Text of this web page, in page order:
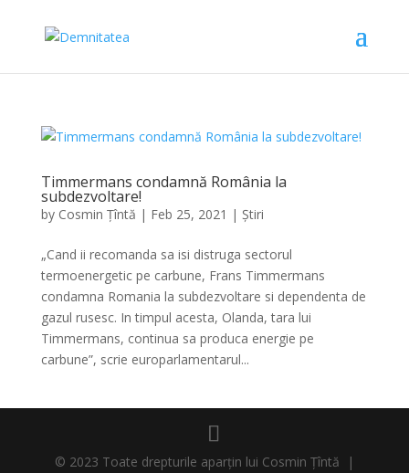
Timmermans condamnă România la
subdezvoltare!
by Cosmin Țîntă | Feb 25, 2021 | Știri
„Cand ii recomanda sa isi distruga sectorul
termoenergetic pe carbune, Frans Timmermans
condamna Romania la subdezvoltare si dependenta de
gazul rusesc. In timpul acesta, Olanda, tara lui
Timmermans, continua sa produca energie pe
carbune”, scrie europarlamentarul...
© 2023 Toate drepturile aparțin lui Cosmin Țîntă |